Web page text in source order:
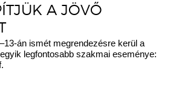
A JÖVŐ
án ismét megrendezésre kerül a
legfontosabb szakmai eseménye: